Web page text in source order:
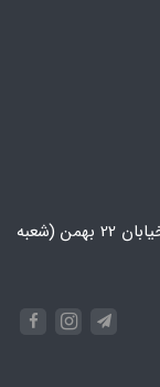
تهران، پونک، خیابان ایران زمین جنوبی، خیابان 22 بهمن (شعبه